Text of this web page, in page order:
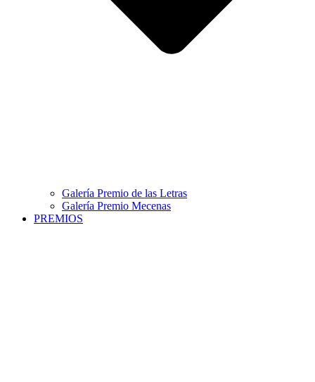
Galería Premio de las Letras
Galería Premio Mecenas
PREMIOS